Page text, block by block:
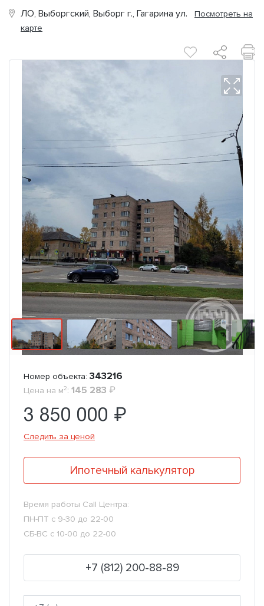
ЛО, Выборгский, Выборг г., Гагарина ул. Посмотреть на
карте
Номер объекта: 343216
Цена на м2: 145 283 ₽
3 850 000 ₽
Следить за ценой
Ипотечный калькулятор
Время работы Call Центра:
ПН-ПТ с 9-30 до 22-00
СБ-ВС с 10-00 до 22-00
+7 (812) 200-88-89